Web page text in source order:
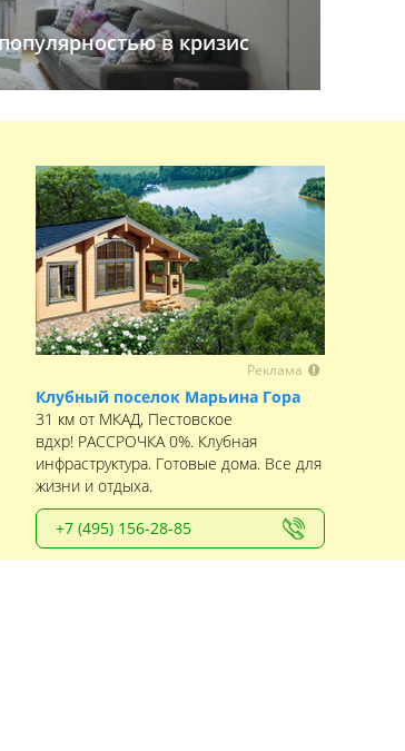
в кризис
Реклама
Клубный поселок Марьина Гора
31 км от МКАД, Пестовское
вдхр! РАССРОЧКА 0%. Клубная
инфраструктура. Готовые дома. Все для
жизни и отдыха.
+7 (495) 156-28-85